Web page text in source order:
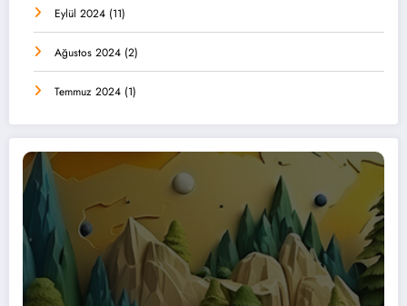
Eylül 2024 (11)
Ağustos 2024 (2)
Temmuz 2024 (1)